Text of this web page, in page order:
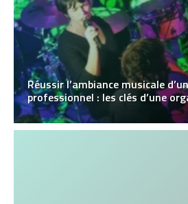
Réussir l’ambiance musicale
professionnel : les clés d’une